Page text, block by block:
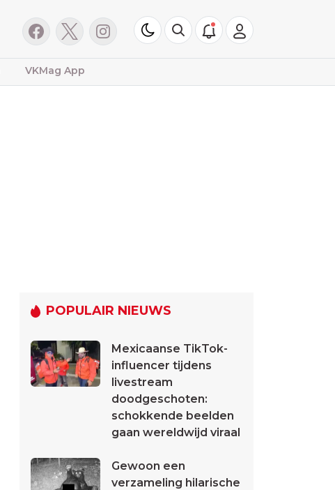
VKMag App
POPULAIR NIEUWS
Mexicaanse TikTok-
influencer tijdens
livestream
doodgeschoten:
schokkende beelden
gaan wereldwijd viraal
Gewoon een
verzameling hilarische